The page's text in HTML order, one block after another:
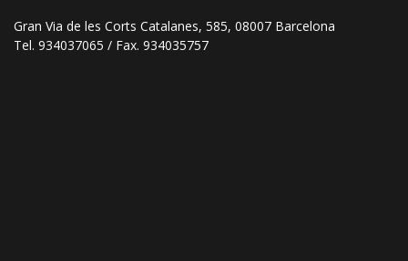
Gran Via de les Corts Catalanes, 585, 08007 Barcelona
Tel. 934037065 / Fax. 934035757